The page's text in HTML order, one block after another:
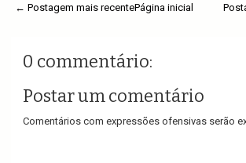
← Postagem mais recentePágina inicial
0 commentário:
Postar um comentário
Comentários com expressões ofensivas serão